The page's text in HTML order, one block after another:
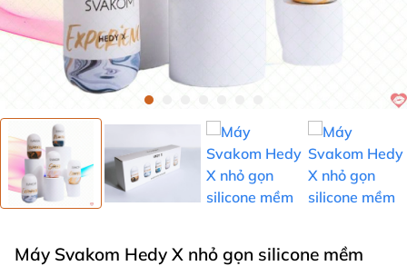
Máy Svakom Hedy X nhỏ gọn silicone mềm